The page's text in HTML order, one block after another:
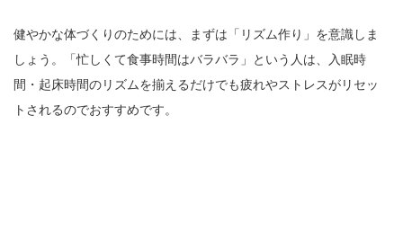
健やかな体づくりのためには、まずは「リズム作り」を意識しま
しょう。「忙しくて食事時間はバラバラ」という人は、入眠時
間・起床時間のリズムを揃えるだけでも疲れやストレスがリセッ
トされるのでおすすめです。